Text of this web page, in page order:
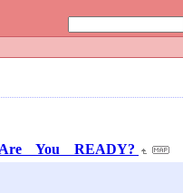
Are You READY?